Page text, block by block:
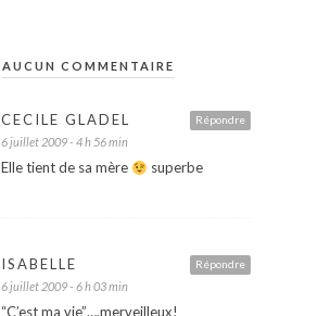
AUCUN COMMENTAIRE
Répondre
CECILE GLADEL
6 juillet 2009 - 4 h 56 min
Elle tient de sa mère superbe
Répondre
ISABELLE
6 juillet 2009 - 6 h 03 min
“C’est ma vie”….merveilleux!